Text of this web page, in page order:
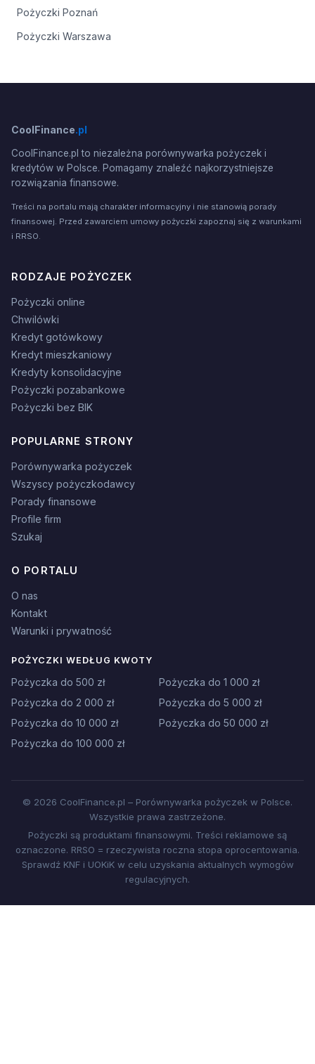
Pożyczki Poznań
Pożyczki Warszawa
CoolFinance.pl
CoolFinance.pl to niezależna porównywarka pożyczek i
kredytów w Polsce. Pomagamy znaleźć najkorzystniejsze
rozwiązania finansowe.
Treści na portalu mają charakter informacyjny i nie stanowią porady
finansowej. Przed zawarciem umowy pożyczki zapoznaj się z warunkami
i RRSO.
RODZAJE POŻYCZEK
Pożyczki online
Chwilówki
Kredyt gotówkowy
Kredyt mieszkaniowy
Kredyty konsolidacyjne
Pożyczki pozabankowe
Pożyczki bez BIK
POPULARNE STRONY
Porównywarka pożyczek
Wszyscy pożyczkodawcy
Porady finansowe
Profile firm
Szukaj
O PORTALU
O nas
Kontakt
Warunki i prywatność
POŻYCZKI WEDŁUG KWOTY
Pożyczka do 500 zł
Pożyczka do 1 000 zł
Pożyczka do 2 000 zł
Pożyczka do 5 000 zł
Pożyczka do 10 000 zł
Pożyczka do 50 000 zł
Pożyczka do 100 000 zł
© 2026 CoolFinance.pl – Porównywarka pożyczek w Polsce.
Wszystkie prawa zastrzeżone.
Pożyczki są produktami finansowymi. Treści reklamowe są
oznaczone. RRSO = rzeczywista roczna stopa oprocentowania.
Sprawdź KNF i UOKiK w celu uzyskania aktualnych wymogów
regulacyjnych.